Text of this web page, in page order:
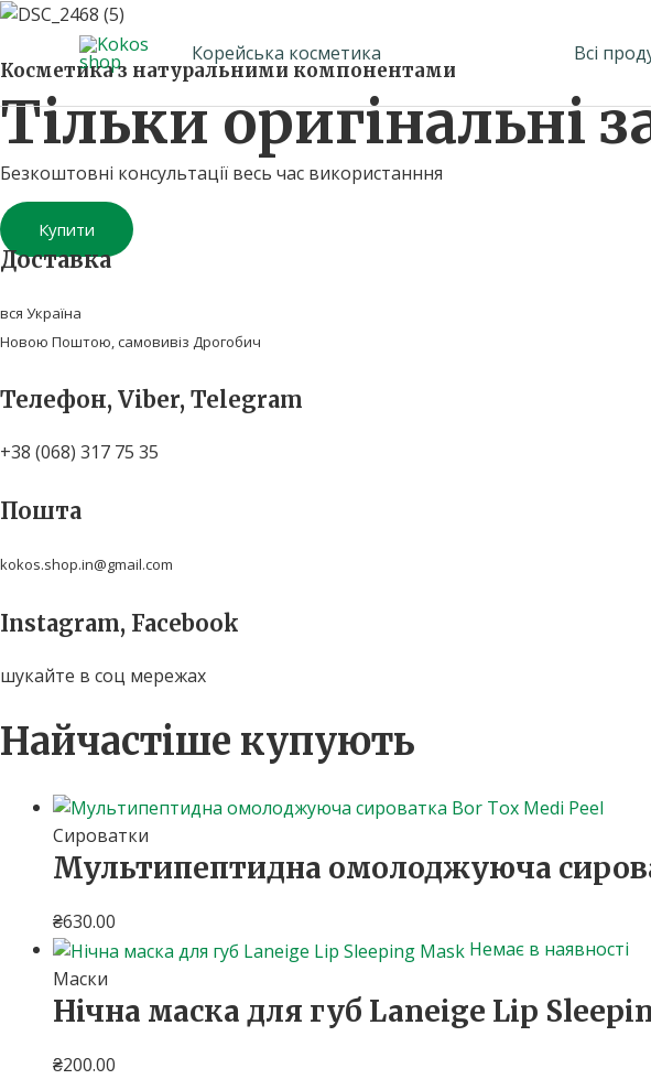
Перейти
вмісту
Корейська косметика Всі
Косметика з натуральними компонентами
Тільки оригінальні
Безкоштовні консультації весь час використанння
Купити
Доставка
вся Україна
Новою Поштою, самовивіз Дрогобич
Телефон, Viber, Telegram
+38 (068) 317 75 35
Пошта
kokos.shop.in@gmail.com
Instagram, Facebook
шукайте в соц мережах
Найчастіше купують
Сироватки
Мультипептидна омолоджуюча
₴630.00
Немає в наявності
Маски
Нічна маска для губ Laneige Lip
₴200.00